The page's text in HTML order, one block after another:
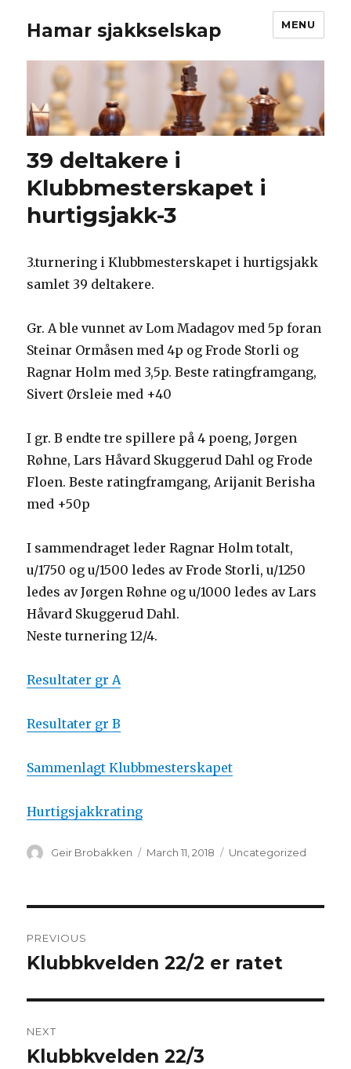
Hamar sjakkselskap MENU
39 deltakere i
Klubbmesterskapet i
hurtigsjakk-3
3.turnering i Klubbmesterskapet i hurtigsjakk
samlet 39 deltakere.
Gr. A ble vunnet av Lom Madagov med 5p foran
Steinar Ormåsen med 4p og Frode Storli og
Ragnar Holm med 3,5p. Beste ratingframgang,
Sivert Ørsleie med +40
I gr. B endte tre spillere på 4 poeng, Jørgen
Røhne, Lars Håvard Skuggerud Dahl og Frode
Floen. Beste ratingframgang, Arijanit Berisha
med +50p
I sammendraget leder Ragnar Holm totalt,
u/1750 og u/1500 ledes av Frode Storli, u/1250
ledes av Jørgen Røhne og u/1000 ledes av Lars
Håvard Skuggerud Dahl.
Neste turnering 12/4.
Resultater gr A
Resultater gr B
Sammenlagt Klubbmesterskapet
Hurtigsjakkrating
Author
Geir Brobakken
Posted
March 11, 2018 Categories
Uncategorized
navigation
PREVIOUS
Previous
Klubbkvelden 22/2 er ratet
NEXT
Next
Klubbkvelden 22/3